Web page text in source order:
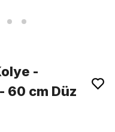
-
60 cm Düz